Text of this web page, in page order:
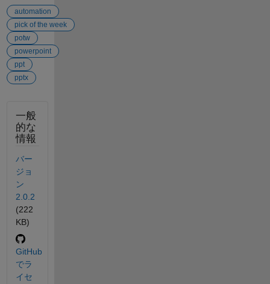
automation
pick of the week
potw
powerpoint
ppt
pptx
一般
的な
情報
バー
ジョ
ン
2.0.2
(222
KB)
GitHub
でラ
イセ